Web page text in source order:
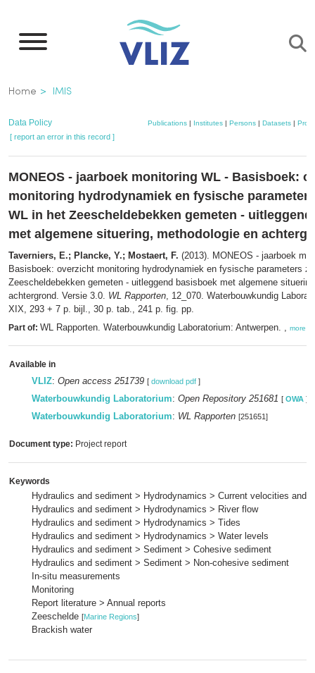
main
Breadcrumb
Home IMIS
Data Policy Publications| Institutes| Persons| Datasets|
[ report an error in this record ]
MONEOS - jaarboek monitoring WL - Basisboek:
monitoring hydrodynamiek en fysische
WL in het Zeescheldebekken gemeten -
met algemene situering, methodologie en
Taverniers, E.; Plancke, Y.; Mostaert, F. (2013). MONEOS - jaarboek
Basisboek: overzicht monitoring hydrodynamiek en fysische parameters
Zeescheldebekken gemeten - uitleggend basisboek met algemene
achtergrond. Versie 3.0. WL Rapporten, 12_070. Waterbouwkundig
XIX, 293 + 7 p. bijl., 30 p. tab., 241 p. fig. pp.
Part of: WL Rapporten. Waterbouwkundig Laboratorium: Antwerpen. , more
Available in
VLIZ: Open access 251739 [ download pdf ]
Waterbouwkundig Laboratorium: Open Repository 251681 [ OWA ]
Waterbouwkundig Laboratorium: WL Rapporten [251651]
Document type: Project report
Keywords
Hydraulics and sediment > Hydrodynamics > Current velocities and
Hydraulics and sediment > Hydrodynamics > River flow
Hydraulics and sediment > Hydrodynamics > Tides
Hydraulics and sediment > Hydrodynamics > Water levels
Hydraulics and sediment > Sediment > Cohesive sediment
Hydraulics and sediment > Sediment > Non-cohesive sediment
In-situ measurements
Monitoring
Report literature > Annual reports
Zeeschelde [Marine Regions]
Brackish water